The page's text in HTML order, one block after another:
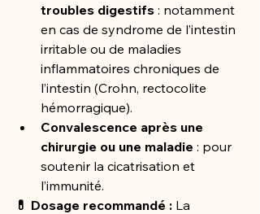
troubles digestifs : notamment
en cas de syndrome de l’intestin
irritable ou de maladies
inflammatoires chroniques de
l’intestin (Crohn, rectocolite
hémorragique).
Convalescence après une
chirurgie ou une maladie : pour
soutenir la cicatrisation et
l’immunité.
💊 Dosage recommandé : La